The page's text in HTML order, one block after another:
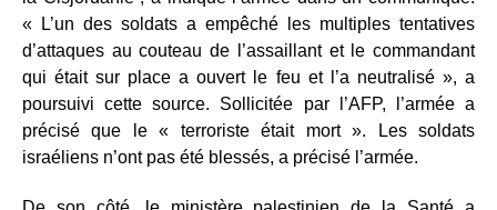
« L’un des soldats a empêché les multiples tentatives
d’attaques au couteau de l’assaillant et le commandant
qui était sur place a ouvert le feu et l’a neutralisé », a
poursuivi cette source. Sollicitée par l’AFP, l’armée a
précisé que le « terroriste était mort ». Les soldats
israéliens n’ont pas été blessés, a précisé l’armée.